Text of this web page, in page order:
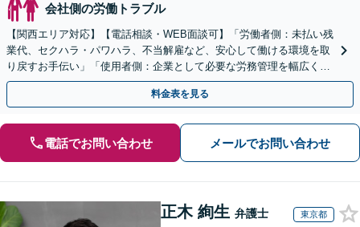
会社側の労働トラブル
【関西エリア対応】【電話相談・WEB面談可】「労働者側：未払い残
業代、セクハラ・パワハラ、不当解雇など、安心して働ける環境を取
り戻すお手伝い」「使用者側：企業として必要な労務管理を幅広くサ
ポート」【スポット契約・顧問契約どちらも対応可】
料金表を見る
電話でお問い合わせ メールでお問い合わせ
正木 絢生 弁護士 東京都